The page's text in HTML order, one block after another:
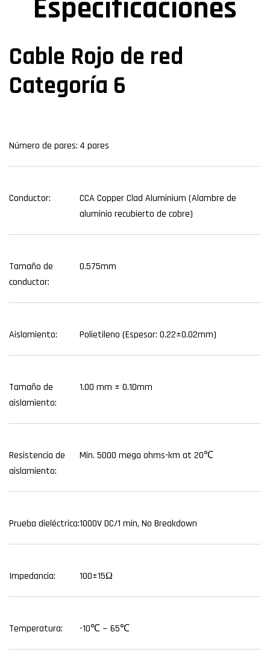
Especificaciones
Cable Rojo de red
Categoría 6
Número de pares: 4 pares
Conductor:
CCA Copper Clad Aluminium (Alambre de
aluminio recubierto de cobre)
Tamaño de
conductor:
0.575mm
Aislamiento: Polietileno (Espesor: 0.22±0.02mm)
Tamaño de
aislamiento:
1.00 mm ± 0.10mm
Resistencia de
aislamiento:
Min. 5000 mega ohms-km at 20℃
Prueba dieléctrica:1000V DC/1 min, No Breakdown
Impedancia: 100±15Ω
Temperatura: -10℃ ~ 65℃